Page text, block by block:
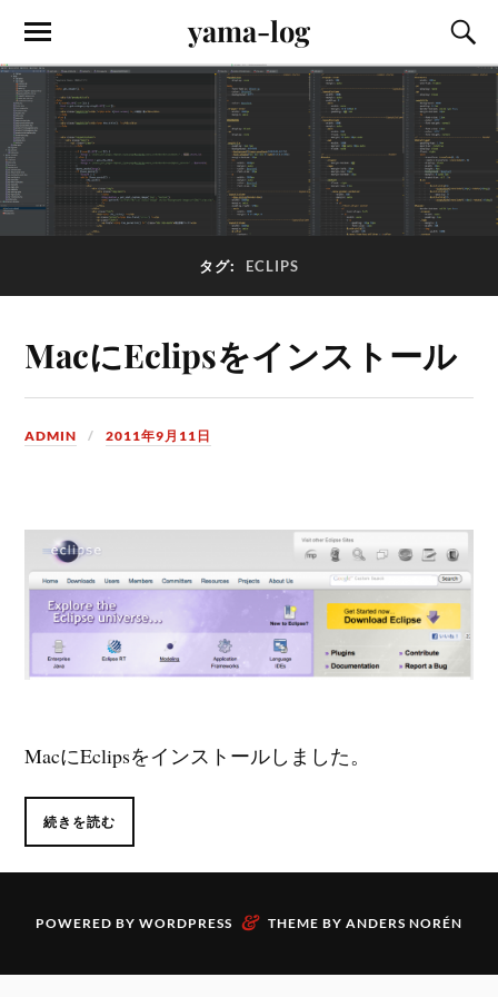
yama-log
タグ: ECLIPS
MacにEclipsをインストール
ADMIN 2011年9月11日
MacにEclipsをインストールしました。
続きを読む
POWERED BY WORDPRESS & THEME BY ANDERS NORÉN